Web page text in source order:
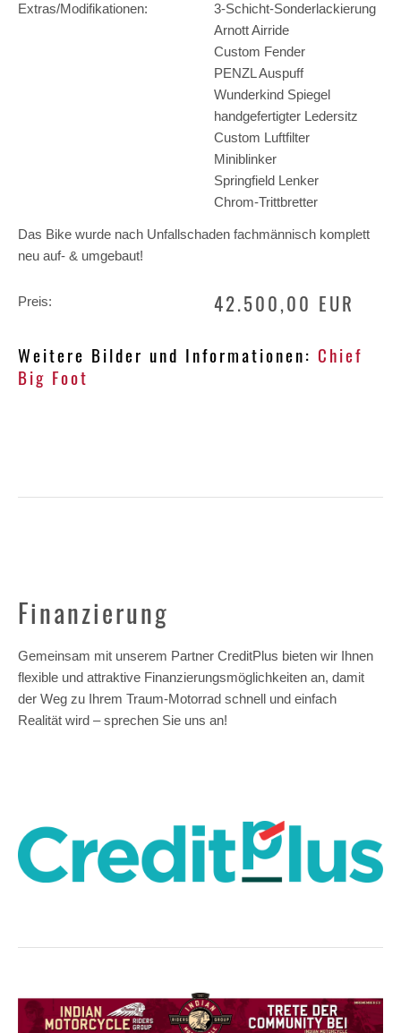
Extras/Modifikationen:
3-Schicht-Sonderlackierung
Arnott Airride
Custom Fender
PENZL Auspuff
Wunderkind Spiegel
handgefertigter Ledersitz
Custom Luftfilter
Miniblinker
Springfield Lenker
Chrom-Trittbretter
Das Bike wurde nach Unfallschaden fachmännisch komplett
neu auf- & umgebaut!
Preis: 42.500,00 EUR
Weitere Bilder und Informationen: Chief
Big Foot
Finanzierung
Gemeinsam mit unserem Partner CreditPlus bieten wir Ihnen
flexible und attraktive Finanzierungsmöglichkeiten an, damit
der Weg zu Ihrem Traum-Motorrad schnell und einfach
Realität wird – sprechen Sie uns an!